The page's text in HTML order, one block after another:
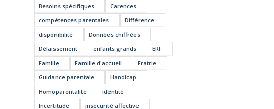
Besoins spécifiques
Carences
compétences parentales
Différence
disponibilité
Données chiffrées
Délaissement
enfants grands
ERF
Famille
Famille d'accueil
Fratrie
Guidance parentale
Handicap
Homoparentalité
identité
Incertitude
insécurité affective